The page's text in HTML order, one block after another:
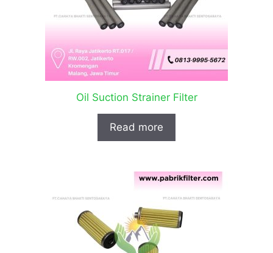
Oil Suction Strainer Filter
Read more